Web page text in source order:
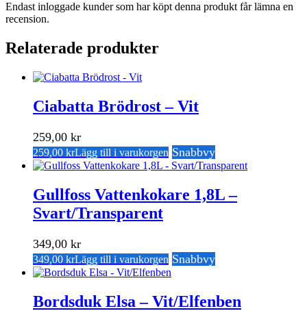
Endast inloggade kunder som har köpt denna produkt får lämna en
recension.
Relaterade produkter
Ciabatta Brödrost – Vit
259,00 kr
259,00 krLägg till i varukorgen Snabbvy
Gullfoss Vattenkokare 1,8L –
Svart/Transparent
349,00 kr
349,00 krLägg till i varukorgen Snabbvy
Bordsduk Elsa – Vit/Elfenben